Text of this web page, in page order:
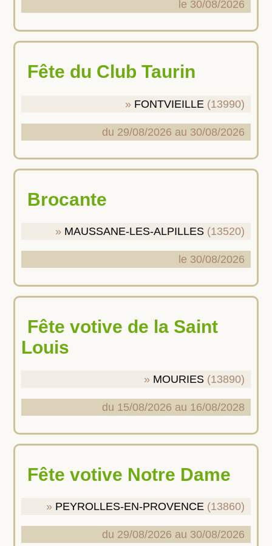
le 30/08/2026
Fête du Club Taurin
FONTVIEILLE (13990)
du 29/08/2026 au 30/08/2026
Brocante
MAUSSANE-LES-ALPILLES (13520)
le 30/08/2026
Fête votive de la Saint
Louis
MOURIES (13890)
du 15/08/2026 au 16/08/2028
Fête votive Notre Dame
PEYROLLES-EN-PROVENCE (13860)
du 29/08/2026 au 30/08/2026